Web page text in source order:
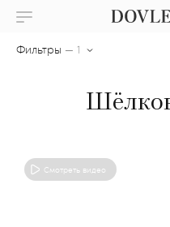
Фильтры — 1
Смотреть видео